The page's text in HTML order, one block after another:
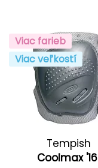
Viac farieb
Viac veľkostí
Tempish
Coolmax '16